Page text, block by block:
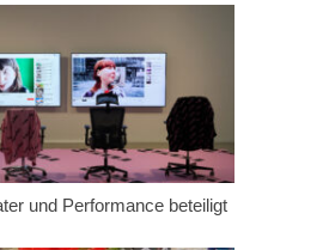
und Performance beteiligt